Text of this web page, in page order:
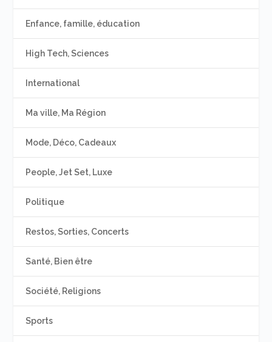
Enfance, famille, éducation
High Tech, Sciences
International
Ma ville, Ma Région
Mode, Déco, Cadeaux
People, Jet Set, Luxe
Politique
Restos, Sorties, Concerts
Santé, Bien être
Société, Religions
Sports